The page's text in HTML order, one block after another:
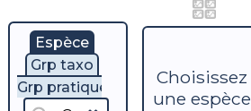
Espèce
Grp taxo
Grp pratique
Choisissez
une espèce